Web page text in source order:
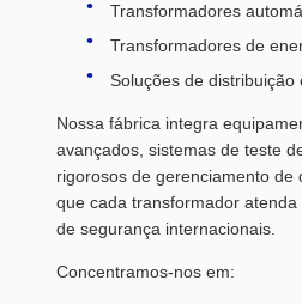
Transformadores
Transformadores de
Soluções de
Nossa fábrica integra
avançados, sistemas de teste
rigorosos de gerenciamento de
que cada transformador
de segurança internacionais.
Concentramos-nos em: